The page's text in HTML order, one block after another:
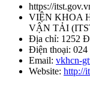
https://
VIỆN KHOA
VẬN TẢI (
Địa chỉ: 1252
Điện thoại: 024
Email: vkhcn-
Website: http://